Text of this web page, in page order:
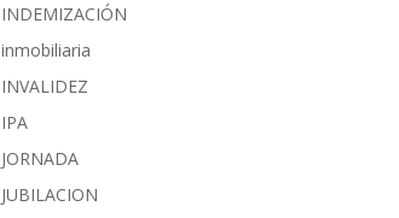
INDEMIZACIÓN
inmobiliaria
INVALIDEZ
IPA
JORNADA
JUBILACION